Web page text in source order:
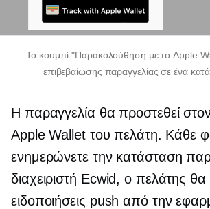
Το κουμπί "Παρακολούθηση με το Apple
επιβεβαίωσης παραγγελίας σε ένα
Η παραγγελία θα προστεθεί
Apple Wallet του πελάτη. Κάθε
ενημερώνετε την κατάσταση
διαχειριστή Ecwid, ο πελάτης
ειδοποιήσεις push από την